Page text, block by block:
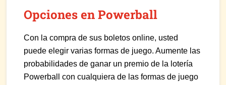
Opciones en Powerball
Con la compra de sus boletos online, usted
puede elegir varias formas de juego. Aumente las
probabilidades de ganar un premio de la lotería
Powerball con cualquiera de las formas de juego